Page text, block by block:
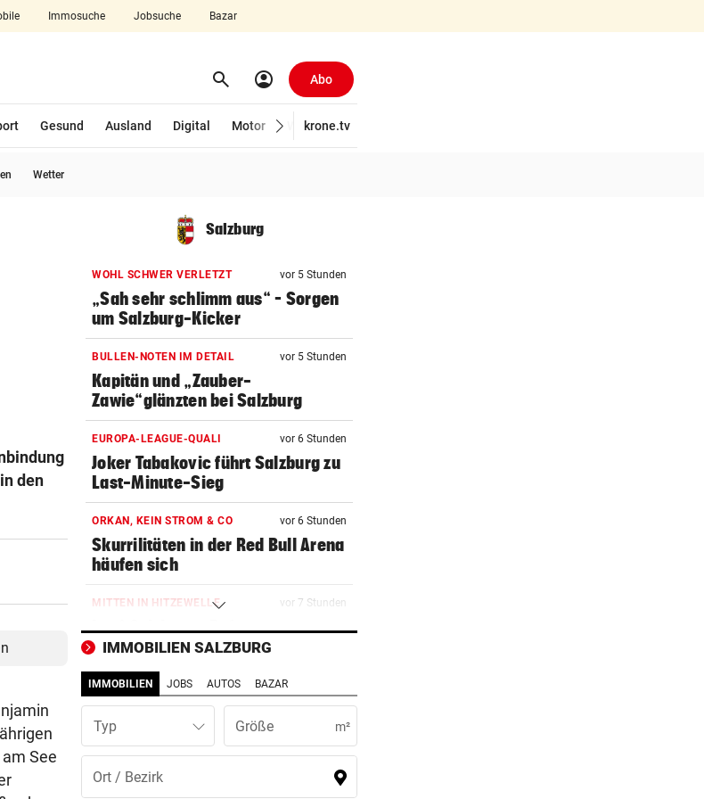
Immosuche Jobsuche Bazar
search Suchen
account_circle Abo
Gesund Ausland Digital Motor Wirtschaft
krone.tv
Wetter
den
See
Salzburg
WOHL SCHWER VERLETZT vor 5 Stunden
„Sah sehr schlimm aus“ – Sorgen
um Salzburg-Kicker
BULLEN-NOTEN IM DETAIL vor 5 Stunden
Kapitän und „Zauber-
Zawie“glänzten bei Salzburg
EUROPA-LEAGUE-QUALI vor 6 Stunden
Joker Tabakovic führt Salzburg zu
Last-Minute-Sieg
ORKAN, KEIN STROM & CO vor 6 Stunden
Skurrilitäten in der Red Bull Arena
häufen sich
MITTEN IN HITZEWELLE vor 7 Stunden
Irre! Salzburg – Pafos wegen
Sintflut unterbrochen
WAS FÜR EINE KLATSCHE! vor 9 Stunden
TV-Star geht mit Kanzler Stocker
hart ins Gericht
vor 9 Stunden
IMMOBILIEN SALZBURG
IMMOBILIEN JOBS AUTOS BAZAR
Typ m²